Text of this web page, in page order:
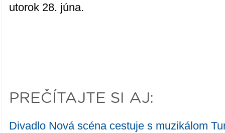
utorok 28. júna.
PREČÍTAJTE SI AJ:
Divadlo Nová scéna cestuje s muzikálom